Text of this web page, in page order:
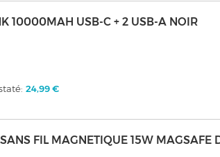
10000MAH USB-C + 2 USB-A NOIR
24,99 €
FIL MAGNETIQUE 15W MAGSAFE